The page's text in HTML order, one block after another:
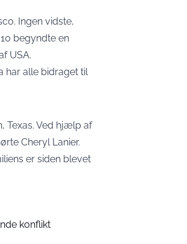
Ingen vidste,
begyndte en
USA.
har alle bidraget til
Texas. Ved hjælp af
Cheryl Lanier.
er siden blevet
konflikt